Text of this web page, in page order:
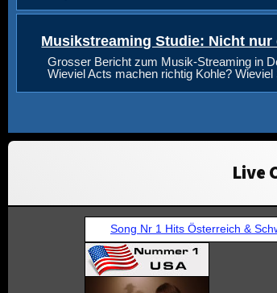
Musikstreaming Studie: Nicht nur
Grosser Bericht zum Musik-Streaming in
Wieviel Acts machen richtig Kohle?
Live